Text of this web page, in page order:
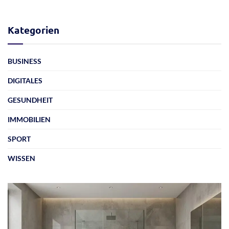
Kategorien
BUSINESS
DIGITALES
GESUNDHEIT
IMMOBILIEN
SPORT
WISSEN